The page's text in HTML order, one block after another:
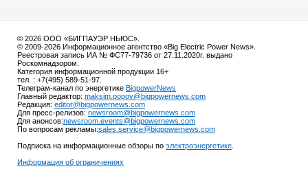
© 2026 ООО «БИГПАУЭР НЬЮС».
© 2009-2026 Информационное агентство «Big Electric Power News».
Реестровая запись ИА № ФС77-79736 от 27.11.2020г. выдано
Роскомнадзором.
Категория информационной продукции 16+
тел. : +7(495) 589-51-97.
Телеграм-канал по энергетике BigpowerNews
Главный редактор: maksim.popov@bigpowernews.com
Редакция: editor@bigpowernews.com
Для пресс-релизов: newsroom@bigpowernews.com
Для анонсов:newsroom.events@bigpowernews.com
По вопросам рекламы:sales.service@bigpowernews.com
Подписка на информационные обзоры по электроэнергетике
Информация об ограничениях